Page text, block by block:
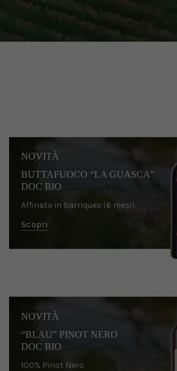
NOVITÀ
BUTTAFUOCO “LA GUASCA”
DOC BIO
Affinato in barriques (6 mesi).
Scopri
NOVITÀ
“BLAU” PINOT NERO
DOC BIO
100% Pinot Nero